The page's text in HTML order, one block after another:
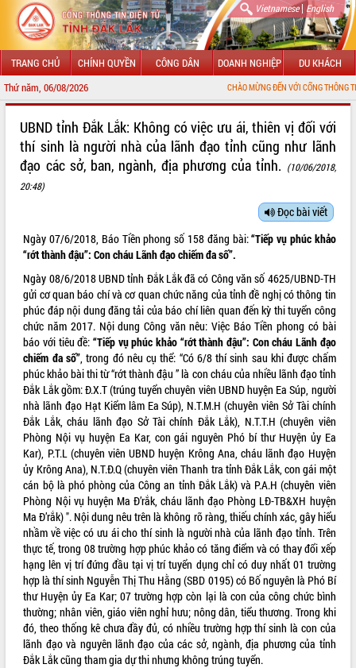
Vietnamese| English
TRANG CHỦ CHÍNH QUYỀN CÔNG DÂN DOANH NGHIỆP DU KHÁCH
Thứ năm, 06/08/2026 CHÀO MỪNG ĐẾN VỚI CỔNG THÔNG TIN ĐIỆN TỬ
LÃNH ĐẠO UBND TỈNH
TIN TỨC SỰ KIỆN
UBND CÁC XÃ, PHƯỜNG
THÔNG TIN CHỈ ĐẠO ĐIỀU HÀNH
HỆ THỐNG VĂN BẢN
VĂN BẢN HĐND TỈNH
ĐIỂM TIN VĂN BẢN
QUY HOẠCH - KẾ HOẠCH
UBND tỉnh Đắk Lắk: Không có việc ưu ái, thiên vị đối với
thí sinh là người nhà của lãnh đạo tỉnh cũng như lãnh
đạo các sở, ban, ngành, địa phương của tỉnh. (10/06/2018,
20:48)
Đọc bài viết
Ngày 07/6/2018, Báo Tiền phong số 158 đăng bài:“Tiếp vụ phúc khảo
“rớt thành đậu”: Con cháu Lãnh đạo chiếm đa số”.
Ngày 08/6/2018 UBND tỉnh Đắk Lắk đã có Công văn số 4625/UBND-TH
gửi cơ quan báo chí và cơ quan chức năng của tỉnh đề nghị có thông tin
phúc đáp nội dung đăng tải của báo chí liên quan đến kỳ thi tuyển công
chức năm 2017. Nội dung Công văn nêu: Việc Báo Tiền phong có bài
báo với tiêu đề:“Tiếp vụ phúc khảo “rớt thành đậu”: Con cháu Lãnh đạo
chiếm đa số”, trong đó nêu cụ thể: “Có 6/8 thí sinh sau khi được chấm
phúc khảo bài thi từ “rớt thành đậu ” là con cháu của nhiều lãnh đạo tỉnh
Đắk Lắk gồm: Đ.X.T (trúng tuyển chuyên viên UBND huyện Ea Súp, người
nhà lãnh đạo Hạt Kiểm lâm Ea Súp), N.T.M.H (chuyên viên Sở Tài chính
Đắk Lắk, cháu lãnh đạo Sở Tài chính Đắk Lắk), N.T.T.H (chuyên viên
Phòng Nội vụ huyện Ea Kar, con gái nguyên Phó bí thư Huyện ủy Ea
Kar), P.T.L (chuyên viên UBND huyện Krông Ana, cháu lãnh đạo Huyện
ủy Krông Ana), N.T.Đ.Q (chuyên viên Thanh tra tỉnh Đắk Lắk, con gái một
cán bộ là phó phòng của Công an tỉnh Đắk Lắk) và P.A.H (chuyên viên
Phòng Nội vụ huyện Ma Đ’rắk, cháu lãnh đạo Phòng LĐ-TB&XH huyện
Ma Đ’rắk) ". Nội dung nêu trên là không rõ ràng, thiếu chính xác, gây hiểu
nhầm về việc có ưu ái cho thí sinh là người nhà của lãnh đạo tỉnh. Trên
thực tế, trong 08 trường hợp phúc khảo có tăng điểm và có thay đổi xếp
hạng lên vị trí đứng đầu tại vị trí tuyển dụng chỉ có duy nhất 01 trường
hợp là thí sinh Nguyễn Thị Thu Hằng (SBD 0195) có Bố nguyên là Phó Bí
thư Huyện ủy Ea Kar; 07 trường hợp còn lại là con của công chức bình
thường; nhân viên, giáo viên nghỉ hưu; nông dân, tiểu thương. Trong khi
đó, theo thống kê chưa đầy đủ, có nhiều trường hợp thí sinh là con của
lãnh đạo và nguyên lãnh đạo của các sở, ngành, địa phương của tỉnh
Đắk Lắk cũng tham gia dự thi nhưng không trúng tuyển.